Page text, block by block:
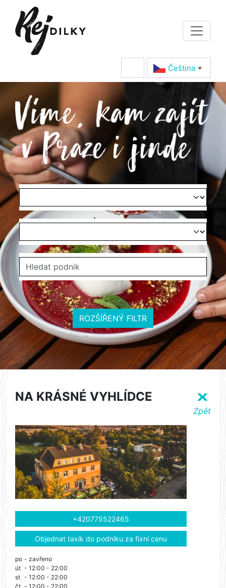
Čeština‎ ▼
ROZŠÍŘENÝ FILTR
NA KRÁSNÉ VYHLÍDCE X
Zpět
+420775522465
Objednat taxík do podniku za fixní cenu
po - zavřeno
út - 12:00 - 22:00
st - 12:00 - 22:00
čt - 12:00 - 22:00